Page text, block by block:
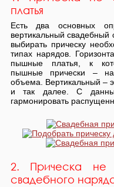
платья
Есть два основных
вертикальный свадебный
выбирать прическу
типах нарядов.
пышные платья, к
пышные прически –
объема. Вертикальный –
и так далее. С
гармонировать
2. Прическа не
свадебного